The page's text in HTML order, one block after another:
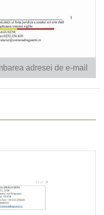
adresei de e-mail